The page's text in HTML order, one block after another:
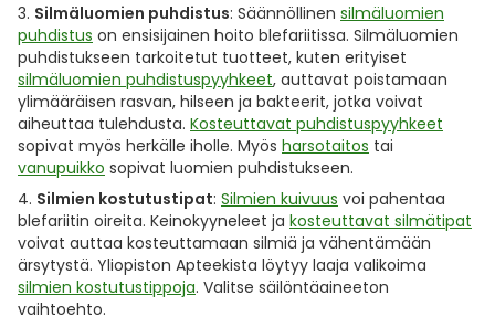
Silmäluomien puhdistus: Säännöllinen silmäluomien
puhdistus on ensisijainen hoito blefariitissa. Silmäluomien
puhdistukseen tarkoitetut tuotteet, kuten erityiset
silmäluomien puhdistuspyyhkeet, auttavat poistamaan
ylimääräisen rasvan, hilseen ja bakteerit, jotka voivat
aiheuttaa tulehdusta. Kosteuttavat puhdistuspyyhkeet
sopivat myös herkälle iholle. Myös harsotaitos tai
vanupuikko sopivat luomien puhdistukseen.
Silmien kostutustipat: Silmien kuivuus voi pahentaa
blefariitin oireita. Keinokyyneleet ja kosteuttavat silmätipat
voivat auttaa kosteuttamaan silmiä ja vähentämään
ärsytystä. Yliopiston Apteekista löytyy laaja valikoima
silmien kostutustippoja. Valitse säilöntäaineeton
vaihtoehto.